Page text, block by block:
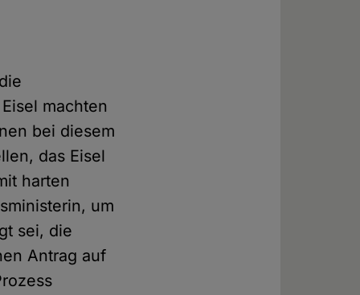
machten
bei diesem
das Eisel
harten
um
sei, die
Antrag auf